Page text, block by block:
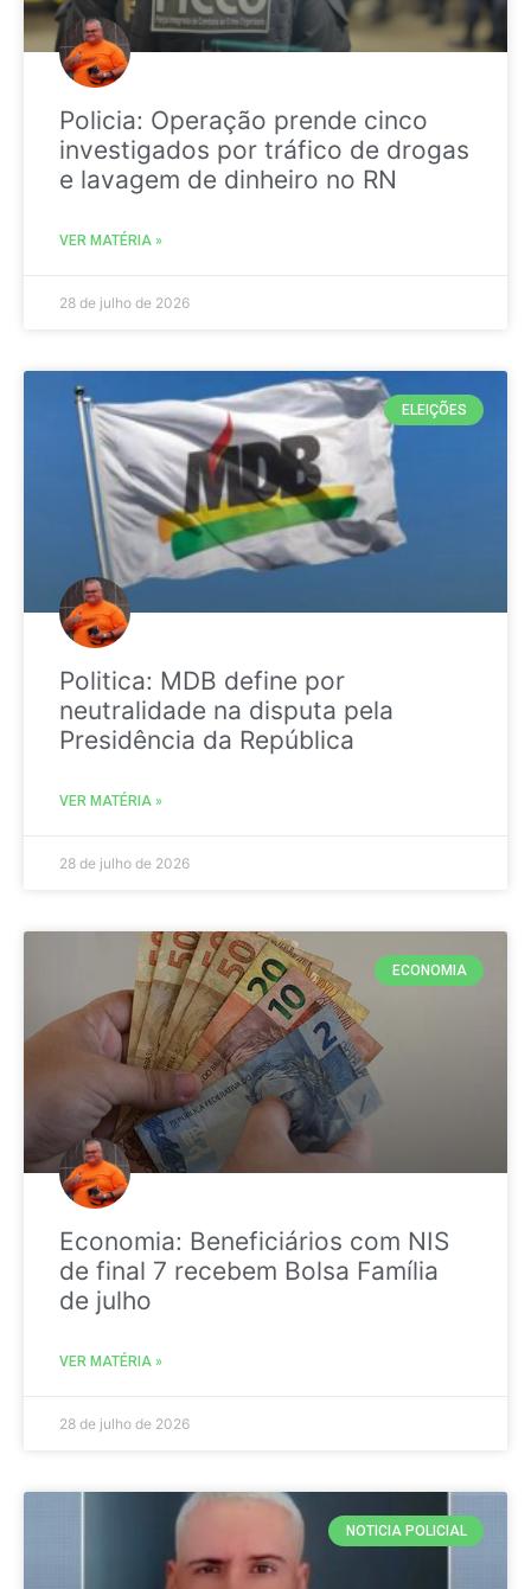
Policia: Operação prende cinco
investigados por tráfico de drogas
e lavagem de dinheiro no RN
VER MATÉRIA »
28 de julho de 2026
ELEIÇÕES
Politica: MDB define por
neutralidade na disputa pela
Presidência da República
VER MATÉRIA »
28 de julho de 2026
ECONOMIA
Economia: Beneficiários com NIS
de final 7 recebem Bolsa Família
de julho
VER MATÉRIA »
28 de julho de 2026
NOTICIA POLICIAL